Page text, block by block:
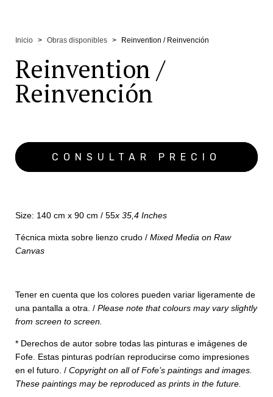
Inicio > Obras disponibles > Reinvention / Reinvención
Reinvention /
Reinvención
Size: 140 cm x 90 cm / 55x 35,4 Inches
Técnica mixta sobre lienzo crudo / Mixed Media on Raw
Canvas
Tener en cuenta que los colores pueden variar ligeramente de
una pantalla a otra. / Please note that colours may vary slightly
from screen to screen.
* Derechos de autor sobre todas las pinturas e imágenes de
Fofe. Estas pinturas podrían reproducirse como impresiones
en el futuro. / Copyright on all of Fofe’s paintings and images.
These paintings may be reproduced as prints in the future.